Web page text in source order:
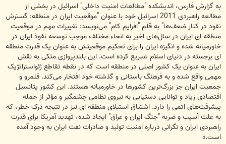
به گزارش فارس، اندیشکده "مطالعات امنیت داخلی" اسرائیل در بخشی از
مطالعه راهبردی 2011 اسرائیل خود با عنوان "موقعیت ایران در منطقه: گسترش
نفوذ در کنار ضعف‌ها" به قلم "افرایم کام" می‌نویسد: تغییرات مهم در موقعیت
منطقه ای ایران در سال‌های اخیر به انحاء مختلف موجب توسعه نفوذ ایران در
خاورمیانه شده و انگیزه ایران را برای تحکیم موقعیتش به عنوان یک قدرت منطقه
ای برجسته در دنیای اسلام تسریع کرده است. این بلندپروازی متکی به نقش
ایران به عنوان یک کشور اصلی در منطقه است که در نقطه تقاطع ژئواستراتژیک
مهمی واقع شده و به فرهنگ باستانی و گذشته خود افتخار می‌کند. قلمرو و
جمعیت ایران جز بزرگ‌ترین کشورها در خاورمیانه هستند. این کشور پتانسیل
اقتصادی زیاد و توانایی دستیابی به نیروی نظامی چشمگیر و مؤثر از جمله
پیشرفت‌های اتمی را دارد. اشتیاق استیلای منطقه ای نیز در نتیجه درک خطر، که
به علت آسیب و ضربه ‌"جنگ ایران و عراق" ایجاد شده، تهدید آمریکا برای قدرت
راهبردی ایران و نگرانی درباره امنیت تولید و صادرات نفت ایران به وجود آمده
است.»